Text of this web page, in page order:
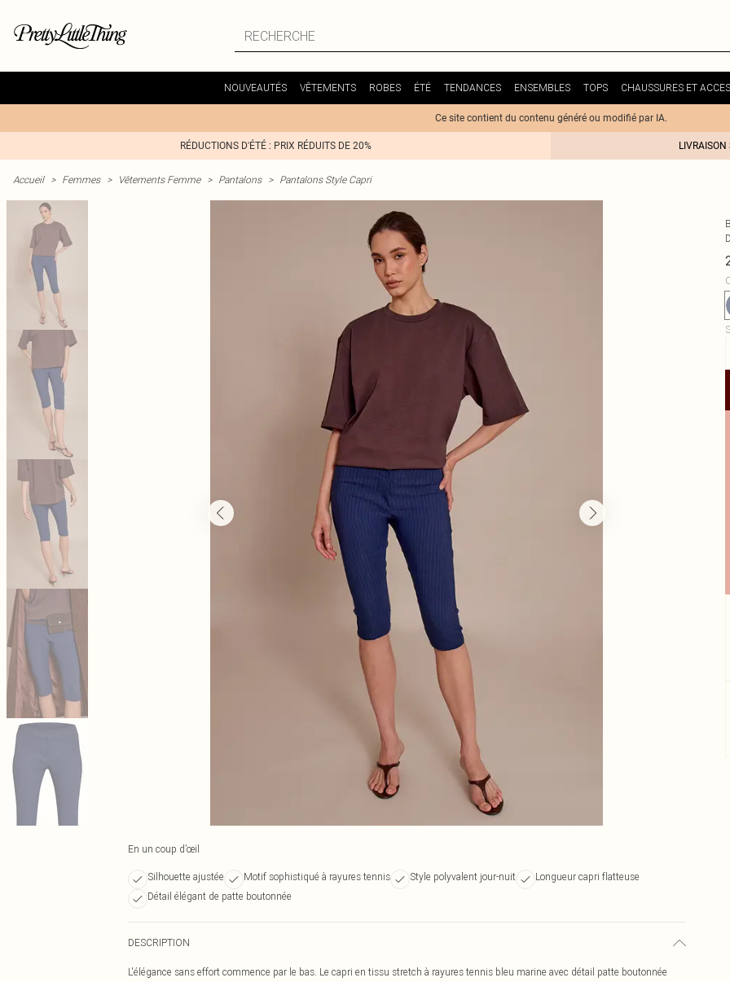
NOUVEAUTÉS VÊTEMENTS ROBES ÉTÉ TENDANCES ENSEMBLES TOPS CHAUSSURES ET
Ce site contient du contenu généré ou modifié par IA.
RÉDUCTIONS D'ÉTÉ : PRIX RÉDUITS DE 20%
Accueil > Femmes > Vêtements Femme > Pantalons > Pantalons Style Capri
En un coup d’œil
Silhouette ajustée Motif sophistiqué à rayures tennis Style polyvalent jour-nuit
Longueur capri flatteuse
Détail élégant de patte boutonnée
DESCRIPTION
L'élégance sans effort commence par le bas. Le capri en tissu stretch à rayures tennis bleu marine avec détail patte boutonnée